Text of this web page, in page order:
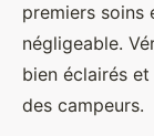
premiers soins
négligeable.
bien éclairés
des campeurs.